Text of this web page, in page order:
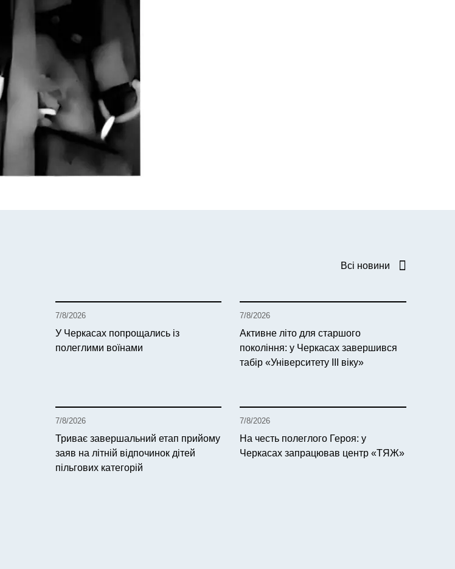
Всі новини
7/8/2026
У Черкасах попрощались із
полеглими воїнами
7/8/2026
Активне літо для старшого
покоління: у Черкасах завершився
табір «Університету ІІІ віку»
7/8/2026
Триває завершальний етап прийому
заяв на літній відпочинок дітей
пільгових категорій
7/8/2026
На честь полеглого Героя: у
Черкасах запрацював центр «ТЯЖ»